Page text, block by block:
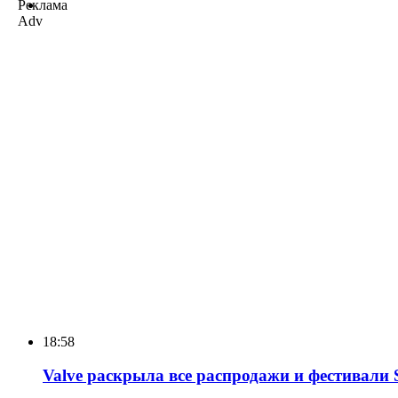
Реклама
Adv
18:58
Valve раскрыла все распродажи и